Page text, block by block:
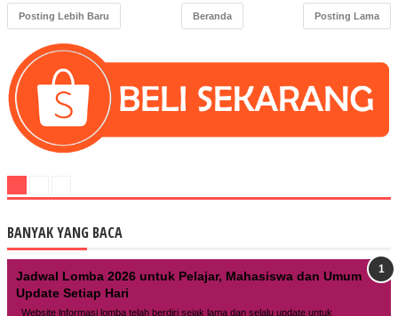
Posting Lebih Baru Posting Lama
Beranda
BANYAK YANG BACA
Jadwal Lomba 2026 untuk Pelajar, Mahasiswa dan Umum
Update Setiap Hari
Website lnformasi lomba telah berdiri sejak lama dan selalu update untuk